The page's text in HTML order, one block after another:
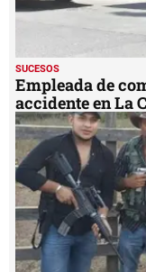
SUCESOS
Empleada de
accidente en La